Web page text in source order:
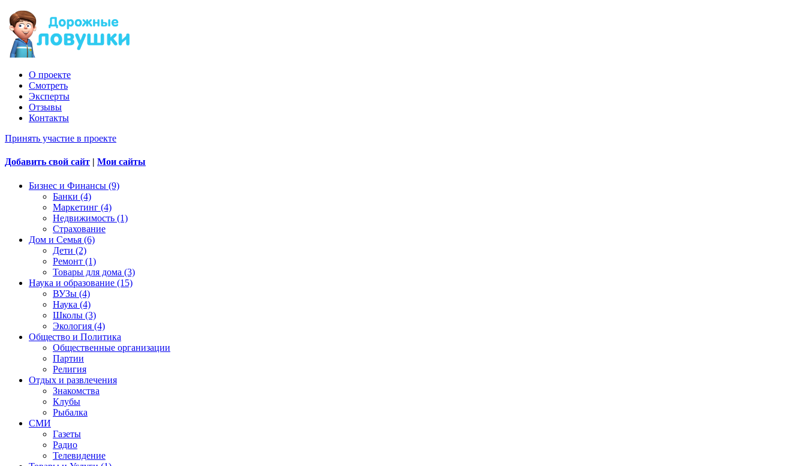
О проекте
Смотреть
Эксперты
Отзывы
Контакты
Принять участие в проекте
Добавить свой сайт | Мои сайты
Бизнес и Финансы (9)
Банки (4)
Маркетинг (4)
Недвижимость (1)
Страхование
Дом и Семья (6)
Дети (2)
Ремонт (1)
Товары для дома (3)
Наука и образование (15)
ВУЗы (4)
Наука (4)
Школы (3)
Экология (4)
Общество и Политика
Общественные организации
Партии
Религия
Отдых и развлечения
Знакомства
Клубы
Рыбалка
СМИ
Газеты
Радио
Телевидение